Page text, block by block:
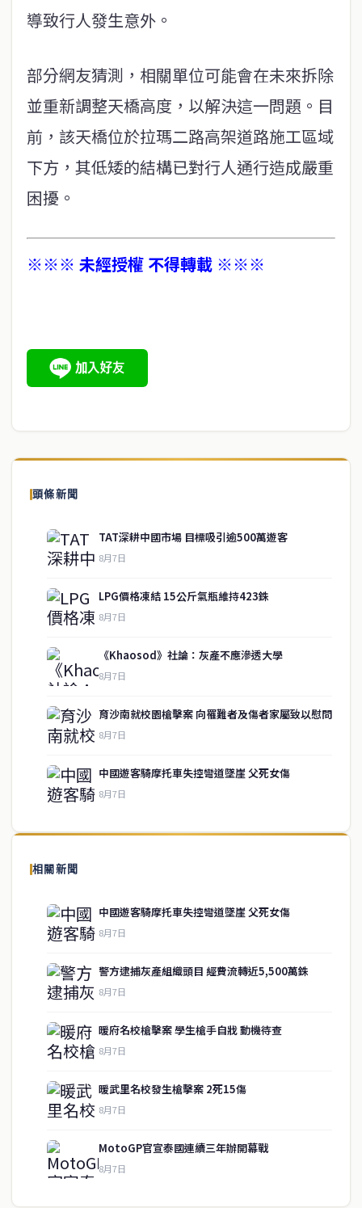
導致行人發生意外。
部分網友猜測，相關單位可能會在未來拆除
並重新調整天橋高度，以解決這一問題。目
前，該天橋位於拉瑪二路高架道路施工區域
下方，其低矮的結構已對行人通行造成嚴重
困擾。
※※※ 未經授權 不得轉載 ※※※
頭條新聞
TAT深耕中國市場 目標吸引逾500萬遊客
8月7日
LPG價格凍結 15公斤氣瓶維持423銖
8月7日
《Khaosod》社論：灰產不應滲透大學
8月7日
育沙南就校園槍擊案 向罹難者及傷者家屬致以慰問
8月7日
中國遊客騎摩托車失控彎道墜崖 父死女傷
8月7日
相關新聞
中國遊客騎摩托車失控彎道墜崖 父死女傷
8月7日
警方逮捕灰產組織頭目 經費流轉近5,500萬銖
8月7日
暖府名校槍擊案 學生槍手自戕 動機待查
8月7日
暖武里名校發生槍擊案 2死15傷
8月7日
MotoGP官宣泰國連續三年辦開幕戰
8月7日
關於我們
泰國中文新聞（TCN）是一家總部設於曼谷的中文新聞媒體，致力於
供即時、客觀、多元的中文新聞內容。
房地產
聯絡資訊
歡迎來信洽詢合作事宜
或提供新聞線索
service@thaichinesenews.com